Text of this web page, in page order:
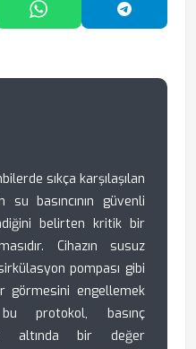
Paylaş
WhatsApp'ta Paylaş
sıkça karşılaşılan
basıncının güvenli
belirten kritik bir
Cihazın susuz
pompası gibi
görmesini engellemek
protokol, basınç
altında bir değer